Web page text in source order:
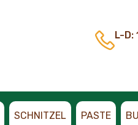
L-D:
SCHNITZEL PASTE